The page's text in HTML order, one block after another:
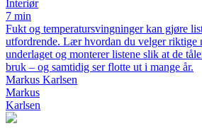
Interiør
7 min
Fukt og temperatursvingninger kan gjøre
utfordrende. Lær hvordan du velger riktige
underlaget og monterer listene slik at de
bruk – og samtidig ser flotte ut i mange år.
Markus Karlsen
Markus
Karlsen